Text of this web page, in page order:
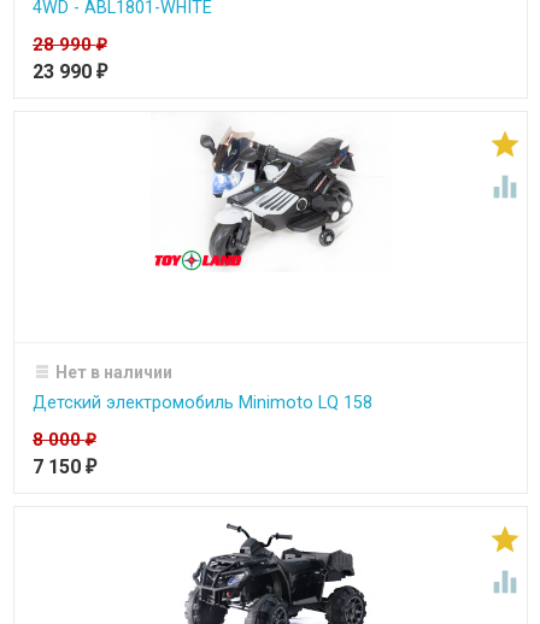
4WD - ABL1801-WHITE
28 990₽
23 990 ₽


Нет в наличии
Детский электромобиль Minimoto LQ 158
8 000₽
7 150 ₽

